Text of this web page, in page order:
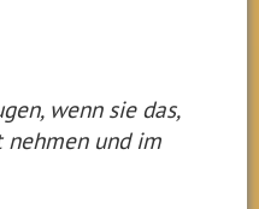
wenn sie das,
nehmen und im